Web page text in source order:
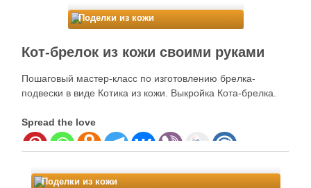
Поделки из кожи
Кот-брелок из кожи своими руками
Пошаговый мастер-класс по изготовлению брелка-
подвески в виде Котика из кожи. Выкройка Кота-брелка.
Spread the love
Поделки из кожи